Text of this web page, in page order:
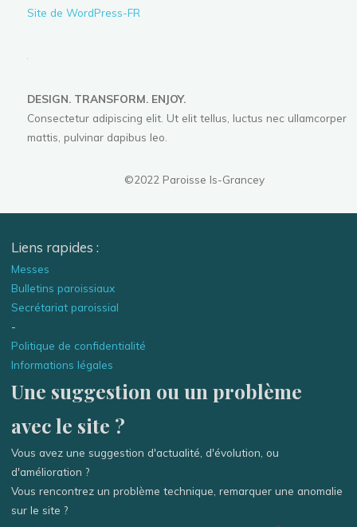
Site de WordPress-FR
DESIGN. TRANSFORM. ENJOY.
Consectetur adipiscing elit. Ut elit tellus, luctus nec ullamcorper
mattis, pulvinar dapibus leo.
©2022 Paroisse Is-Grancey
Liens rapides :
Messes
Bulletins paroissiaux
Secrétariat paroissial
-
Politique de confidentialité
Informations légales
Une suggestion ou un problème
avec le site ?
Vous avez une suggestion d'actualité, d'évolution, ou
d'amélioration ?
Vous rencontrez un problème technique, remarquer une anomalie
sur le site ?